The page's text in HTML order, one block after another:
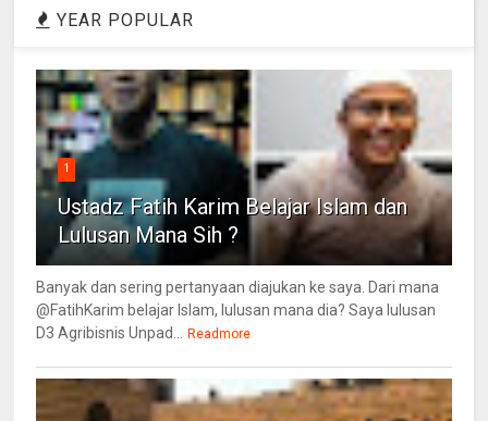
YEAR POPULAR
1
Ustadz Fatih Karim Belajar Islam dan
Lulusan Mana Sih ?
Banyak dan sering pertanyaan diajukan ke saya. Dari mana
@FatihKarim belajar Islam, lulusan mana dia? Saya lulusan
D3 Agribisnis Unpad... Readmore